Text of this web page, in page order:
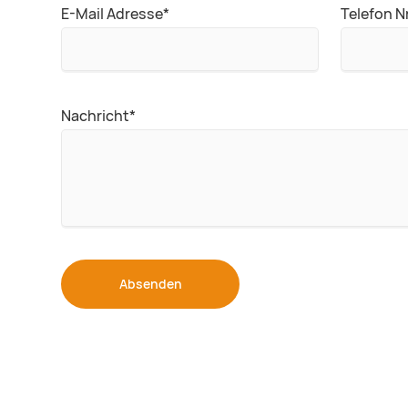
Pflichtfeld
E-Mail Adresse* Telefon
Pflichtfeld
Nachricht*
Absenden